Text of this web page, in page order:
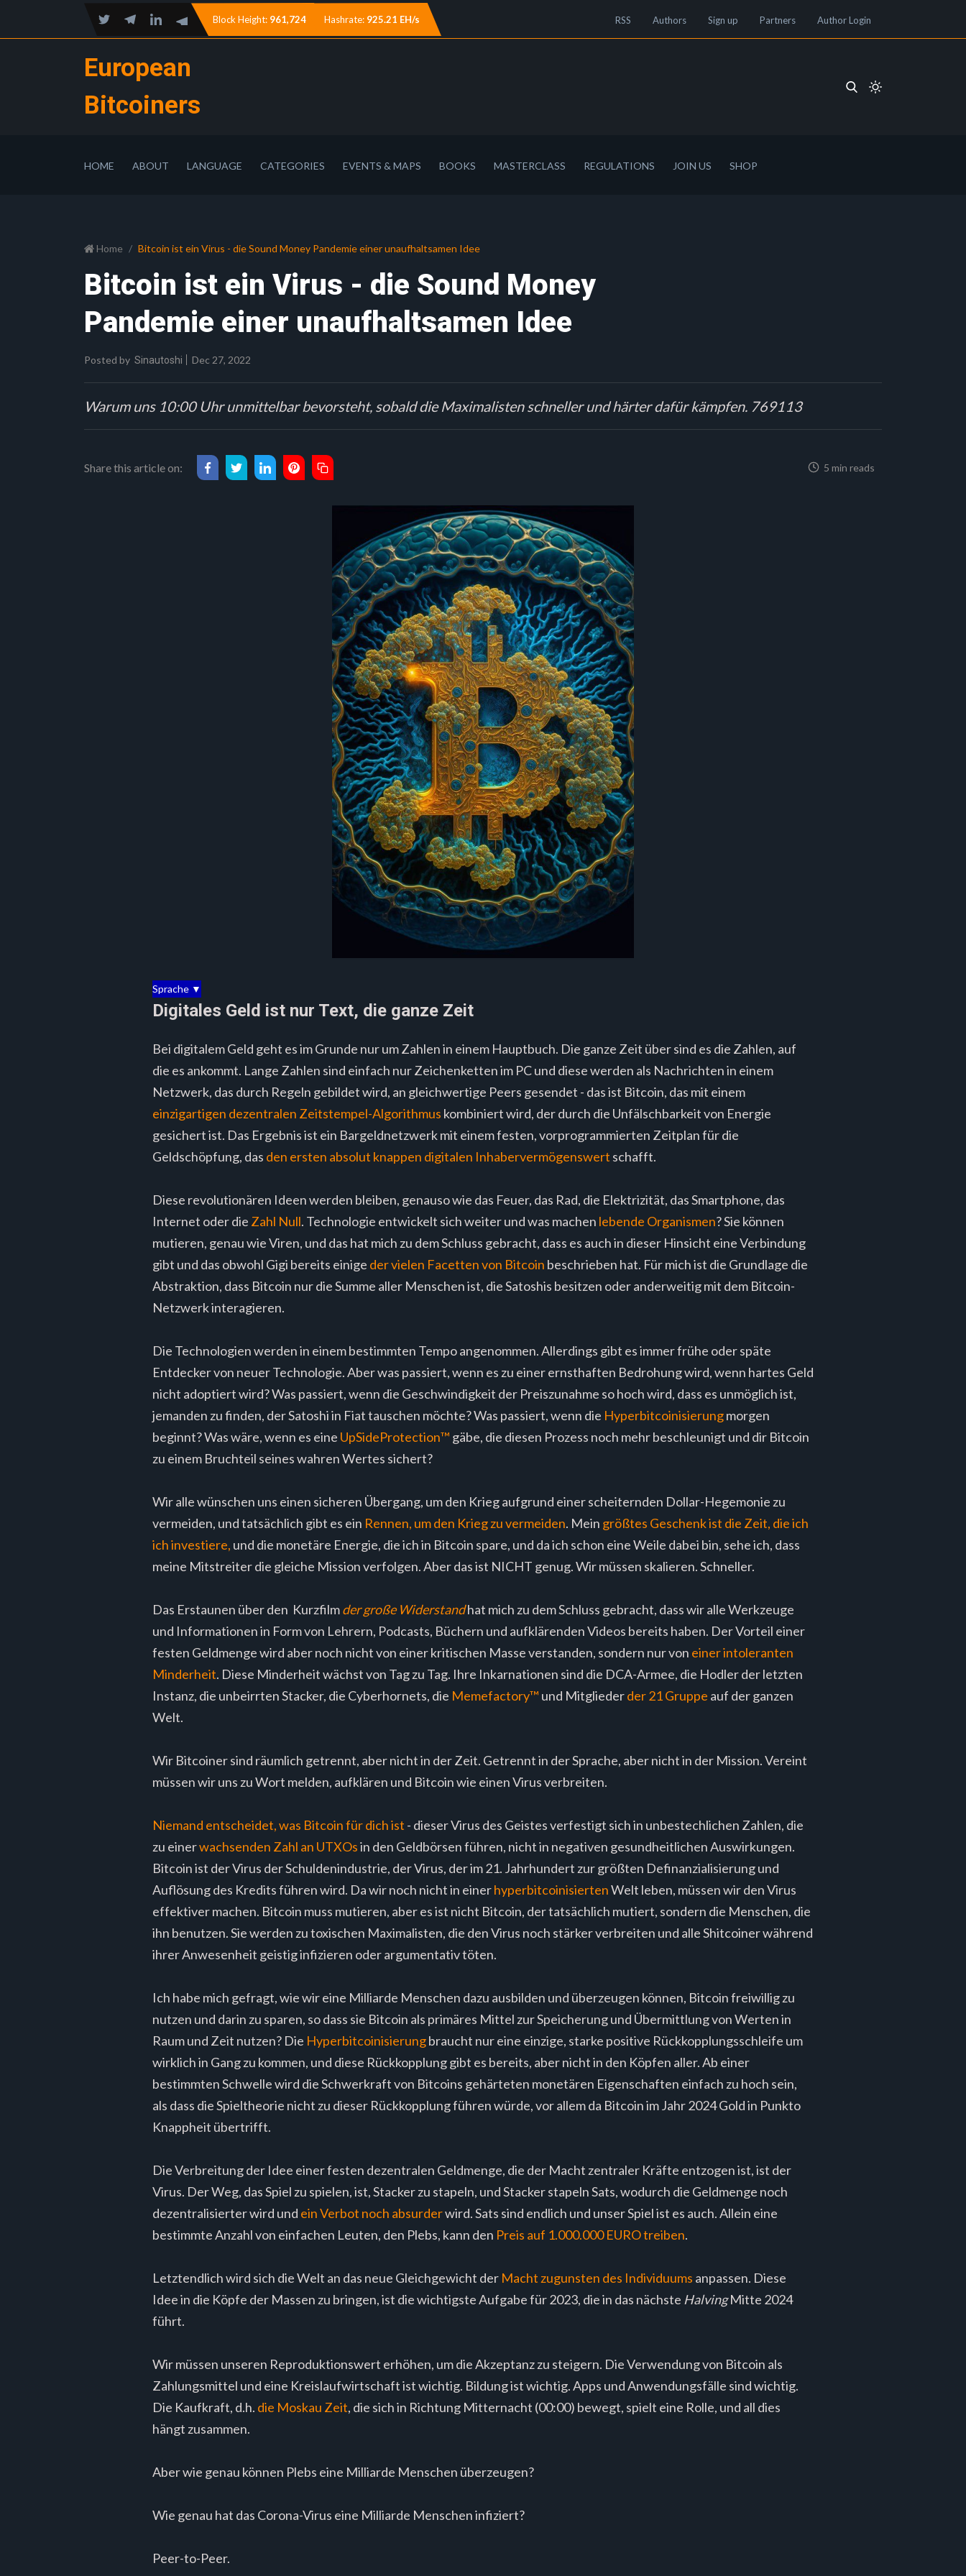
Block Height: 961,724 Hashrate: 925.21 EH/s RSS Authors Sign up Partners Author Login
European
Bitcoiners
HOME ABOUT LANGUAGE CATEGORIES EVENTS & MAPS BOOKS MASTERCLASS REGULATIONS JOIN US SHOP
Home Bitcoin ist ein Virus - die Sound Money Pandemie einer unaufhaltsamen Idee
Bitcoin ist ein Virus - die Sound Money
Pandemie einer unaufhaltsamen Idee
Posted by Sinautoshi Dec 27, 2022
Warum uns 10:00 Uhr unmittelbar bevorsteht, sobald die Maximalisten schneller und härter dafür kämpfen. 769113
Share this article on: 5 min reads
Sprache ▼
Digitales Geld ist nur Text, die ganze Zeit
Bei digitalem Geld geht es im Grunde nur um Zahlen in einem Hauptbuch. Die ganze Zeit über sind es die Zahlen, auf
die es ankommt. Lange Zahlen sind einfach nur Zeichenketten im PC und diese werden als Nachrichten in einem
Netzwerk, das durch Regeln gebildet wird, an gleichwertige Peers gesendet - das ist Bitcoin, das mit einem
einzigartigen dezentralen Zeitstempel-Algorithmus kombiniert wird, der durch die Unfälschbarkeit von Energie
gesichert ist. Das Ergebnis ist ein Bargeldnetzwerk mit einem festen, vorprogrammierten Zeitplan für die
Geldschöpfung, das den ersten absolut knappen digitalen Inhabervermögenswert schafft.
Diese revolutionären Ideen werden bleiben, genauso wie das Feuer, das Rad, die Elektrizität, das Smartphone, das
Internet oder die Zahl Null. Technologie entwickelt sich weiter und was machen lebende Organismen? Sie können
mutieren, genau wie Viren, und das hat mich zu dem Schluss gebracht, dass es auch in dieser Hinsicht eine Verbindung
gibt und das obwohl Gigi bereits einige der vielen Facetten von Bitcoin beschrieben hat. Für mich ist die Grundlage die
Abstraktion, dass Bitcoin nur die Summe aller Menschen ist, die Satoshis besitzen oder anderweitig mit dem Bitcoin-
Netzwerk interagieren.
Die Technologien werden in einem bestimmten Tempo angenommen. Allerdings gibt es immer frühe oder späte
Entdecker von neuer Technologie. Aber was passiert, wenn es zu einer ernsthaften Bedrohung wird, wenn hartes Geld
nicht adoptiert wird? Was passiert, wenn die Geschwindigkeit der Preiszunahme so hoch wird, dass es unmöglich ist,
jemanden zu finden, der Satoshi in Fiat tauschen möchte? Was passiert, wenn die Hyperbitcoinisierungmorgen
beginnt? Was wäre, wenn es eine UpSideProtection™️ gäbe, die diesen Prozess noch mehr beschleunigt und dir Bitcoin
zu einem Bruchteil seines wahren Wertes sichert?
Wir alle wünschen uns einen sicheren Übergang, um den Krieg aufgrund einer scheiternden Dollar-Hegemonie zu
vermeiden, und tatsächlich gibt es ein Rennen, um den Krieg zu vermeiden. Mein größtes Geschenk ist die Zeit, die ich
ich investiere, und die monetäre Energie, die ich in Bitcoin spare, und da ich schon eine Weile dabei bin, sehe ich, dass
meine Mitstreiter die gleiche Mission verfolgen. Aber das ist NICHT genug. Wir müssen skalieren. Schneller.
Das Erstaunen über den Kurzfilmder große Widerstandhat mich zu dem Schluss gebracht, dass wir alle Werkzeuge
und Informationen in Form von Lehrern, Podcasts, Büchern und aufklärenden Videos bereits haben. Der Vorteil einer
festen Geldmenge wird aber noch nicht von einer kritischen Masse verstanden, sondern nur von einer intoleranten
Minderheit. Diese Minderheit wächst von Tag zu Tag. Ihre Inkarnationen sind die DCA-Armee, die Hodler der letzten
Instanz, die unbeirrten Stacker, die Cyberhornets, die Memefactory™️ und Mitgliederder 21 Gruppe auf der ganzen
Welt.
Wir Bitcoiner sind räumlich getrennt, aber nicht in der Zeit. Getrennt in der Sprache, aber nicht in der Mission. Vereint
müssen wir uns zu Wort melden, aufklären und Bitcoin wie einen Virus verbreiten.
Niemand entscheidet, was Bitcoin für dich ist - dieser Virus des Geistes verfestigt sich in unbestechlichen Zahlen, die
zu einerwachsenden Zahl an UTXOsin den Geldbörsen führen, nicht in negativen gesundheitlichen Auswirkungen.
Bitcoin ist der Virus der Schuldenindustrie, der Virus, der im 21. Jahrhundert zur größten Definanzialisierung und
Auflösung des Kredits führen wird. Da wir noch nicht in einerhyperbitcoinisiertenWelt leben, müssen wir den Virus
effektiver machen. Bitcoin muss mutieren, aber es ist nicht Bitcoin, der tatsächlich mutiert, sondern die Menschen, die
ihn benutzen. Sie werden zu toxischen Maximalisten, die den Virus noch stärker verbreiten und alle Shitcoiner während
ihrer Anwesenheit geistig infizieren oder argumentativ töten.
Ich habe mich gefragt, wie wir eine Milliarde Menschen dazu ausbilden und überzeugen können, Bitcoin freiwillig zu
nutzen und darin zu sparen, so dass sie Bitcoin als primäres Mittel zur Speicherung und Übermittlung von Werten in
Raum und Zeit nutzen? Die Hyperbitcoinisierungbraucht nur eine einzige, starke positive Rückkopplungsschleife um
wirklich in Gang zu kommen, und diese Rückkopplung gibt es bereits, aber nicht in den Köpfen aller. Ab einer
bestimmten Schwelle wird die Schwerkraft von Bitcoins gehärteten monetären Eigenschaften einfach zu hoch sein,
als dass die Spieltheorie nicht zu dieser Rückkopplung führen würde, vor allem da Bitcoin im Jahr 2024 Gold in Punkto
Knappheit übertrifft.
Die Verbreitung der Idee einer festen dezentralen Geldmenge, die der Macht zentraler Kräfte entzogen ist, ist der
Virus. Der Weg, das Spiel zu spielen, ist, Stacker zu stapeln, und Stacker stapeln Sats, wodurch die Geldmenge noch
dezentralisierter wird und ein Verbot noch absurderwird. Sats sind endlich und unser Spiel ist es auch. Allein eine
bestimmte Anzahl von einfachen Leuten, den Plebs, kann den Preis auf 1.000.000 EURO treiben.
Letztendlich wird sich die Welt an das neue Gleichgewicht der Macht zugunsten des Individuums anpassen. Diese
Idee in die Köpfe der Massen zu bringen, ist die wichtigste Aufgabe für 2023, die in das nächste HalvingMitte 2024
führt.
Wir müssen unseren Reproduktionswert erhöhen, um die Akzeptanz zu steigern. Die Verwendung von Bitcoin als
Zahlungsmittel und eine Kreislaufwirtschaft ist wichtig. Bildung ist wichtig. Apps und Anwendungsfälle sind wichtig.
Die Kaufkraft, d.h. die Moskau Zeit, die sich in Richtung Mitternacht (00:00) bewegt, spielt eine Rolle, und all dies
hängt zusammen.
Aber wie genau können Plebs eine Milliarde Menschen überzeugen?
Wie genau hat das Corona-Virus eine Milliarde Menschen infiziert?
Peer-to-Peer.